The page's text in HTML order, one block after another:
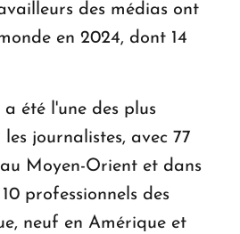
des médias ont
en 2024, dont 14
été l'une des plus
journalistes, avec 77
Moyen-Orient et dans
professionnels des
neuf en Amérique et